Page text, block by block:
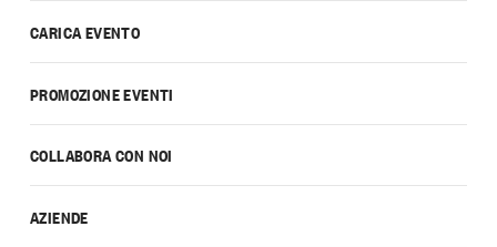
CARICA EVENTO
PROMOZIONE EVENTI
COLLABORA CON NOI
AZIENDE